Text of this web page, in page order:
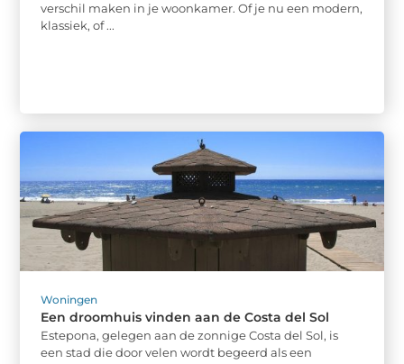
verschil maken in je woonkamer. Of je nu een modern,
klassiek, of ...
Woningen
Een droomhuis vinden aan de Costa del Sol
Estepona, gelegen aan de zonnige Costa del Sol, is
een stad die door velen wordt begeerd als een